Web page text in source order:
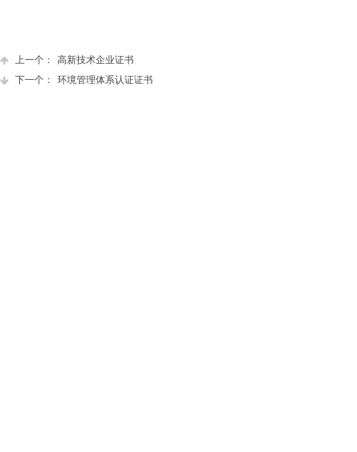
上一个：
高新技术企业证书
下一个：
环境管理体系认证证书